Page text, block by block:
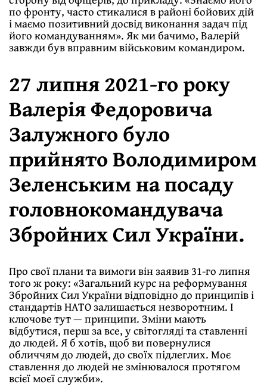
по фронту, часто стикалися в районі бойових дій
і маємо позитивний досвід виконання задач під
його командуванням». Як ми бачимо, Валерій
завжди був вправним військовим командиром.
27 липня 2021-го року
Валерія Федоровича
Залужного було
прийнято Володимиром
Зеленським на посаду
головнокомандувача
Збройних Сил України.
Про свої плани та вимоги він заявив 31-го липня
того ж року: «Загальний курс на реформування
Збройних Сил України відповідно до принципів і
стандартів НАТО залишається незворотним. І
ключове тут — принципи. Зміни мають
відбутися, перш за все, у світогляді та ставленні
до людей. Я б хотів, щоб ви повернулися
обличчям до людей, до своїх підлеглих. Моє
ставлення до людей не змінювалося протягом
всієї моєї служби».